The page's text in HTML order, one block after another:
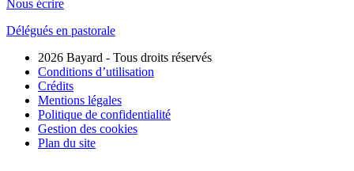
Nous écrire
Délégués en pastorale
2026 Bayard - Tous droits réservés
Conditions d’utilisation
Crédits
Mentions légales
Politique de confidentialité
Gestion des cookies
Plan du site